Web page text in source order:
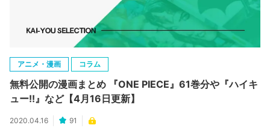
アニメ・漫画 コラム
無料公開の漫画まとめ 『ONE PIECE』61巻分や『ハイキ
ュー!!』など【4月16日更新】
2020.04.16 91